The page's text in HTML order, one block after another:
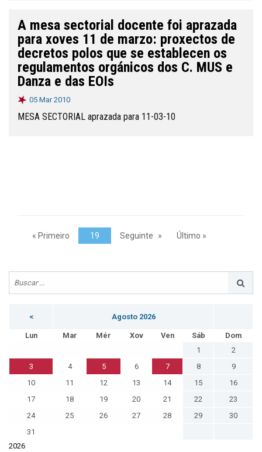
A mesa sectorial docente foi aprazada
para xoves 11 de marzo: proxectos de
decretos polos que se establecen os
regulamentos orgánicos dos C. MUS e
Danza e das EOIs
05 Mar 2010
MESA SECTORIAL aprazada para 11-03-10
« Primeiro 19 Seguinte Último »
< Agosto 2026
Lun Mar Mér Xov Ven Sáb
Dom
1
2
3
4 5 6 7 8
9
10
11 12 13 14 15
16
17
18 19 20 21 22
23
24
25 26 27 28 29
30
31
2026